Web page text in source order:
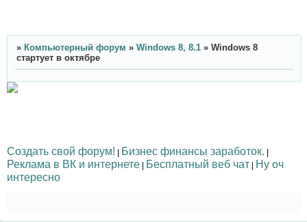
» Компьютерный форум » Windows 8, 8.1 » Windows 8
стартует в октябре
Создать свой форум! Бизнес финансы заработок.
Реклама в ВК и интернете Бесплатный веб чат Ну оч
интересно